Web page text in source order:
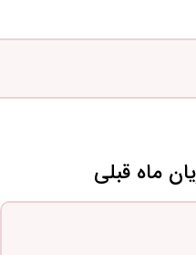
ماه قبلی